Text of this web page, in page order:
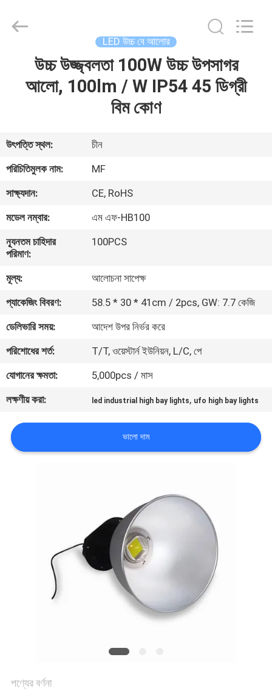
ভিডিও
সম্পর্কে
কারখানা
মান
নিয়ন্ত্রণ
করুন
উদ্ধৃতির
জন্য
PRIVACY
POLICY
Lighting
Co.,Ltd..
LED উচ্চ বে আলোর
উচ্চ উজ্জ্বলতা 100W উচ্চ উপসাগর
আলো, 100lm / W IP54 45 ডিগ্রী
বিম কোণ
উৎপত্তি স্থল:
চীন
পরিচিতিমুলক নাম:
MF
সাক্ষ্যদান:
CE, RoHS
মডেল নম্বার:
এম এফ-HB100
ন্যূনতম চাহিদার
পরিমাণ:
100PCS
মূল্য:
আলোচনা সাপেক্ষ
প্যাকেজিং বিবরণ:
58.5 * 30 * 41cm / 2pcs, GW: 7.7 কেজি
ডেলিভারি সময়:
আদেশ উপর নির্ভর করে
পরিশোধের শর্ত:
T/T, ওয়েস্টার্ন ইউনিয়ন, L/C, পে
যোগানের ক্ষমতা:
5,000pcs / মাস
লক্ষণীয় করা:
led industrial high bay lights, ufo high bay lights
ভালো দাম
পণ্যের বর্ণনা